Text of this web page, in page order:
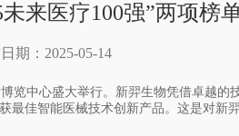
来医疗100强”两项榜单
期：2025-05-14
览中心盛大举行。新羿生物凭借卓越
最佳智能医械技术创新产品。这是对新